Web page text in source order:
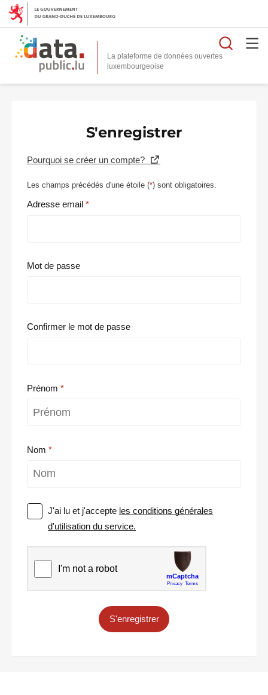
La plateforme de données ouvertes
S'enregistrer
Pourquoi se créer un compte?
Les champs précédés d'une étoile (*) sont obligatoires.
Adresse email
Mot de passe
Confirmer le mot de passe
Prénom
Nom
J'ai lu et j'accepte les conditions générales
d'utilisation du service.
S'enregistrer